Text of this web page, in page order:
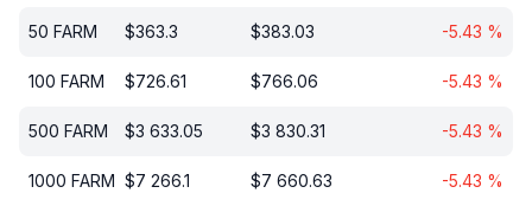
50 FARM $363.3 $383.03 -5.43 %
100 FARM $726.61 $766.06 -5.43 %
500 FARM $3 633.05 $3 830.31 -5.43 %
1000 FARM $7 266.1 $7 660.63 -5.43 %